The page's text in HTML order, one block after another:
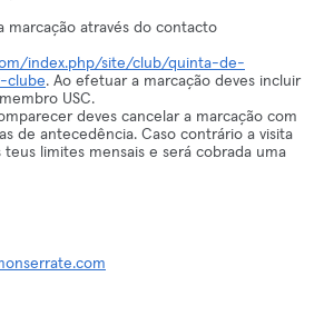
marcação através do contacto
index.php/site/club/quinta-de-
clube. Ao efetuar a marcação deves incluir
USC.
deves cancelar a marcação com
de antecedência. Caso contrário a visita
teus limites mensais e será cobrada uma